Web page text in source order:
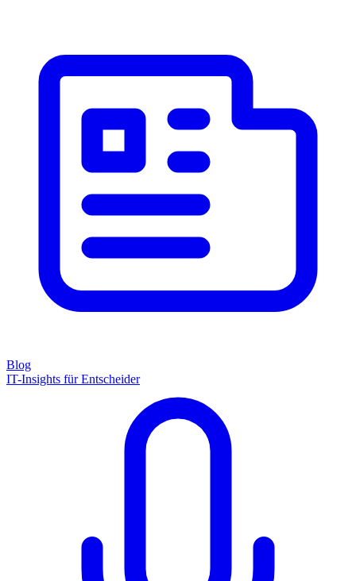
Blog
IT-Insights für Entscheider